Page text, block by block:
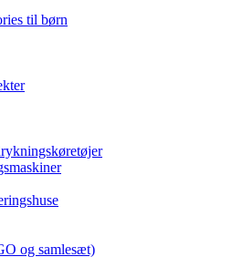
til børn
og samlesæt)